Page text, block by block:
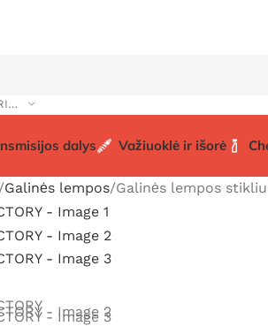
PASIRINKTI KATEGORIJĄ
dalys Važiuoklė ir išorė
Galinės lempos Galinės lempos